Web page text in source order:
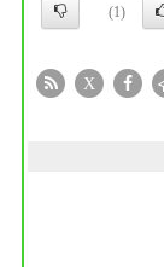
(1)
X